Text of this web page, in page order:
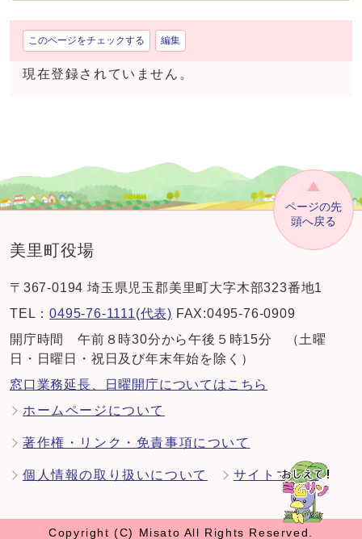
このページをチェックする 編集
現在登録されていません。
ページの先
頭へ戻る
美里町役場
〒367-0194 埼玉県児玉郡美里町大字木部323番地1
TEL：0495-76-1111(代表) FAX:0495-76-0909
開庁時間 午前８時30分から午後５時15分 （土曜
日・日曜日・祝日及び年末年始を除く）
窓口業務延長、日曜開庁についてはこちら
ホームページについて
著作権・リンク・免責事項について
個人情報の取り扱いについて サイトマップ
Copyright (C) Misato All Rights Reserved.